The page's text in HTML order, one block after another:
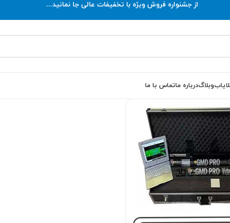
از جشنواره فروش ویژه با تخفیفات عالی جا نمانید...
وبلاگدرباره ماتماس با ما